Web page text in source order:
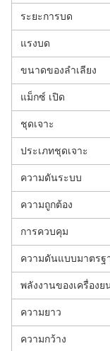
ระยะการบด
แรงบด
ขนาดของลําเลียง
แม็กซ์ เปิด
ชุดเจาะ
ประเภทชุดเจาะ
ความดันระบบ
ความถูกต้อง
การควบคุม
ความดันแบบมาตรฐ
พลังงานของเครื่องย
ความยาว
ความกว้าง